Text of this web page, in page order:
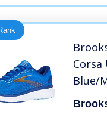
Corsa
Blue/